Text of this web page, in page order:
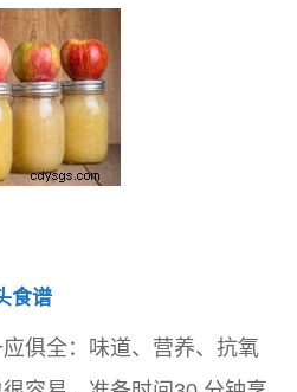
食谱
俱全：味道、营养、抗氧